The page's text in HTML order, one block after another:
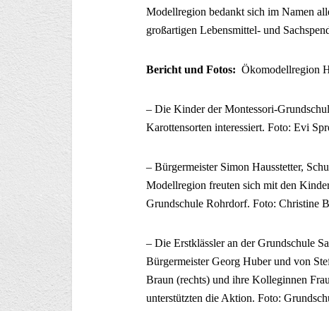
Modellregion bedankt sich im Namen
großartigen Lebensmittel- und
Bericht und Fotos: Ökomodellregion
– Die Kinder der Montessori-
Karottensorten interessiert. Foto: Evi
– Bürgermeister Simon Hausstetter,
Modellregion freuten sich mit den
Grundschule Rohrdorf. Foto: Christine
– Die Erstklässler an der Grundschule
Bürgermeister Georg Huber und von
Braun (rechts) und ihre Kolleginnen
unterstützten die Aktion. Foto: